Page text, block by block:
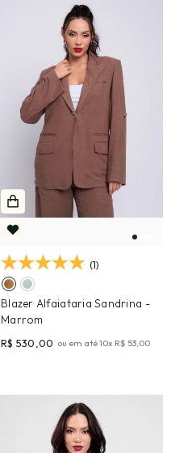
(1)
Blazer Alfaiataria Sandrina -
Marrom
R$ 530,00 ou em até10x R$ 53,00